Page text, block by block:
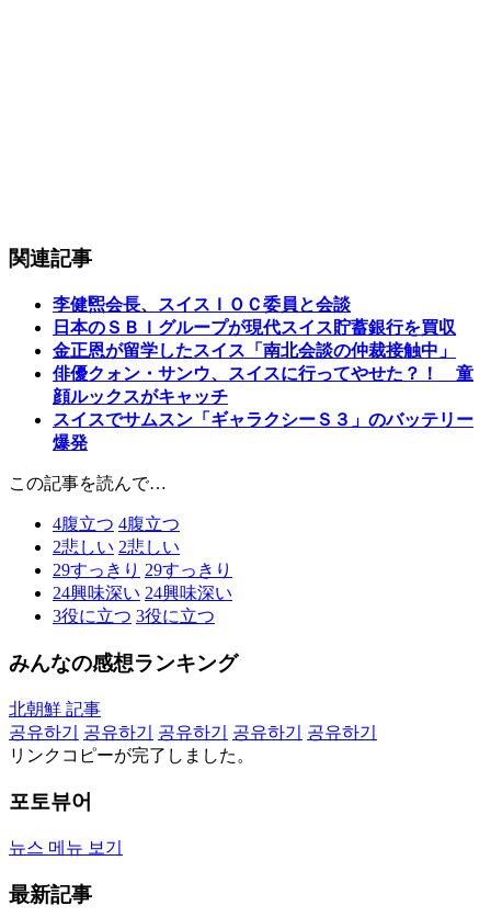
関連記事
李健煕会長、スイスＩＯＣ委員と会談
日本のＳＢＩグループが現代スイス貯蓄銀行を買収
金正恩が留学したスイス「南北会談の仲裁接触中」
俳優クォン・サンウ、スイスに行ってやせた？！ 童
顔ルックスがキャッチ
スイスでサムスン「ギャラクシーＳ３」のバッテリー
爆発
この記事を読んで…
4腹立つ 4腹立つ
2悲しい 2悲しい
29すっきり 29すっきり
24興味深い 24興味深い
3役に立つ 3役に立つ
みんなの感想ランキング
北朝鮮 記事
공유하기
공유하기 공유하기 공유하기
공유하기
リンクコピーが完了しました。
포토뷰어
뉴스 메뉴 보기
最新記事